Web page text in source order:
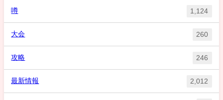
噂 1,124
大会 260
攻略 246
最新情報 2,012